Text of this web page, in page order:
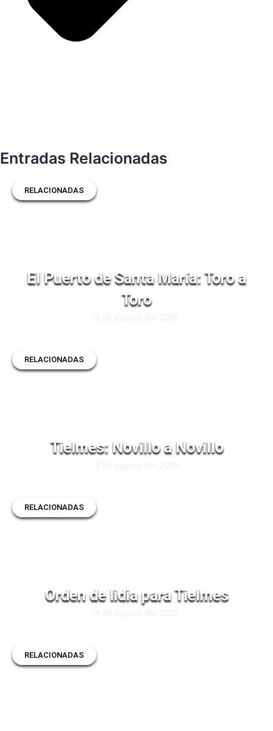
Entradas Relacionadas
RELACIONADAS
El Puerto de Santa María: Toro a
Toro
RELACIONADAS
Tielmes: Novillo a Novillo
RELACIONADAS
Orden de lidia para Tielmes
RELACIONADAS